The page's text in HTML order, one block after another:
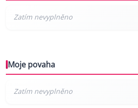
Moje povaha